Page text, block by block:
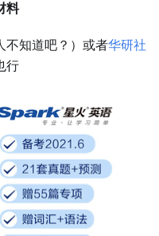
料
不知道吧？）或者华研社
行